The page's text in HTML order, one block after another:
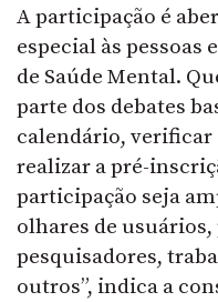
A participação é
especial às pessoas
de Saúde Mental.
parte dos debates
calendário, verificar
realizar a pré-
participação seja
olhares de
pesquisadores,
outros”, indica a